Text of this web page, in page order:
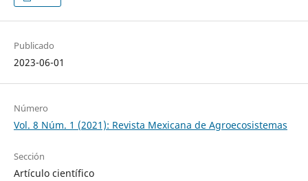
Publicado
2023-06-01
Número
Vol. 8 Núm. 1 (2021): Revista Mexicana de Agroecosistemas
Sección
Artículo científico